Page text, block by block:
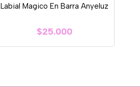
Labial Magico En Barra Anyeluz
$25.000